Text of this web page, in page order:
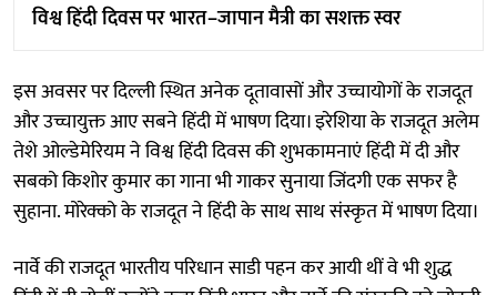
विश्व हिंदी दिवस पर भारत–जापान मैत्री का सशक्त स्वर
इस अवसर पर दिल्ली स्थित अनेक दूतावासों और उच्चायोगों के राजदूत
और उच्चायुक्त आए सबने हिंदी में भाषण दिया। इरेशिया के राजदूत अलेम
तेशे ओल्डेमेरियम ने विश्व हिंदी दिवस की शुभकामनाएं हिंदी में दी और
सबको किशोर कुमार का गाना भी गाकर सुनाया जिंदगी एक सफर है
सुहाना. मोरेक्को के राजदूत ने हिंदी के साथ साथ संस्कृत में भाषण दिया।
नार्वे की राजदूत भारतीय परिधान साडी पहन कर आयी थीं वे भी शुद्ध